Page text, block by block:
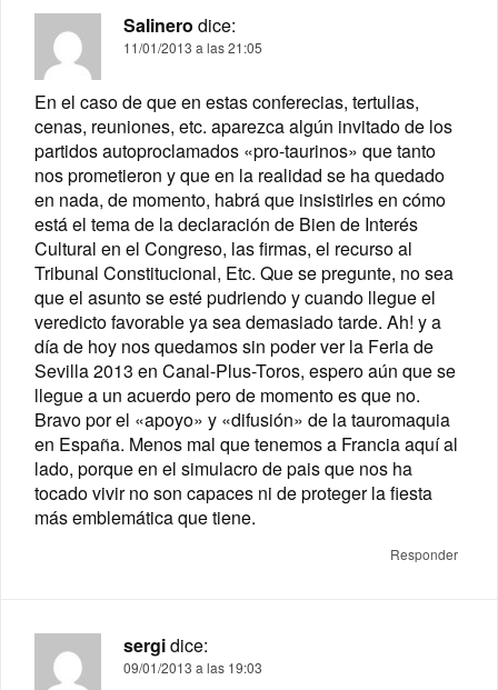
Salinero dice:
11/01/2013 a las 21:05
En el caso de que en estas conferecias, tertulias,
cenas, reuniones, etc. aparezca algún invitado de los
partidos autoproclamados «pro-taurinos» que tanto
nos prometieron y que en la realidad se ha quedado
en nada, de momento, habrá que insistirles en cómo
está el tema de la declaración de Bien de Interés
Cultural en el Congreso, las firmas, el recurso al
Tribunal Constitucional, Etc. Que se pregunte, no sea
que el asunto se esté pudriendo y cuando llegue el
veredicto favorable ya sea demasiado tarde. Ah! y a
día de hoy nos quedamos sin poder ver la Feria de
Sevilla 2013 en Canal-Plus-Toros, espero aún que se
llegue a un acuerdo pero de momento es que no.
Bravo por el «apoyo» y «difusión» de la tauromaquia
en España. Menos mal que tenemos a Francia aquí al
lado, porque en el simulacro de pais que nos ha
tocado vivir no son capaces ni de proteger la fiesta
más emblemática que tiene.
Responder
sergidice:
09/01/2013 a las 19:03